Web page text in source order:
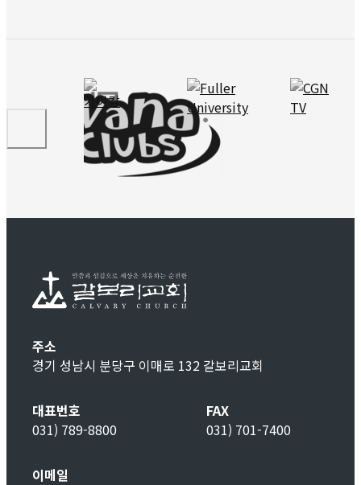
주소
경기 성남시 분당구 이매로 132 갈보리교회
대표번호
031) 789-8800
FAX
031) 701-7400
이메일